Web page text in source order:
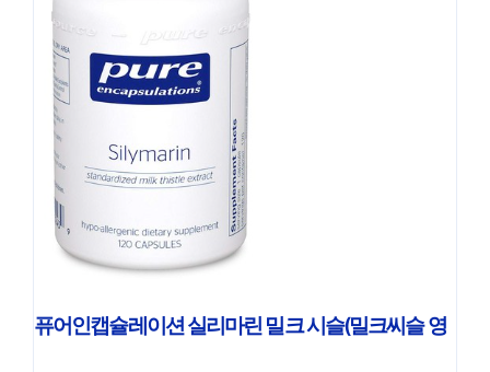
퓨어인캡슐레이션 실리마린 밀크 시슬(밀크씨슬 영